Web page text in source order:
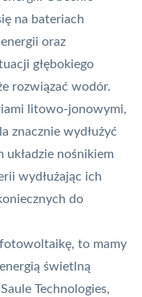
na bateriach
oraz
głębokiego
rozwiązać wodór.
litowo-jonowymi,
znacznie wydłużyć
nośnikiem
wydłużając ich
do
to mamy
świetlną
Technologies,